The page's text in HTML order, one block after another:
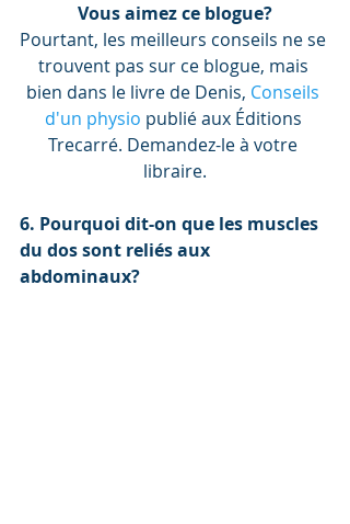
Vous aimez ce blogue?
Pourtant, les meilleurs conseils ne se
trouvent pas sur ce blogue, mais
bien dans le livre de Denis, Conseils
d'un physio publié aux Éditions
Trecarré. Demandez-le à votre
libraire.
6. Pourquoi dit-on que les muscles
du dos sont reliés aux
abdominaux?